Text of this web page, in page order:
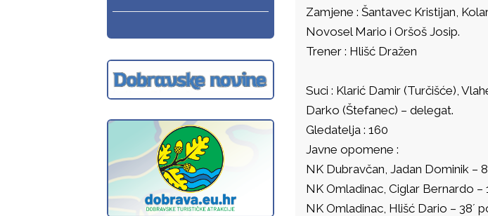
Zamjene : Šantavec Kristijan,
Novosel Mario i Oršoš Josip.
Trener : Hlišć Dražen
Suci : Klarić Damir (Turčišće),
Darko (Štefanec) – delegat.
Gledatelja : 160
Javne opomene :
NK Dubravčan, Jadan Dominik –
NK Omladinac, Ciglar Bernardo –
NK Omladinac, Hlišć Dario – 38´